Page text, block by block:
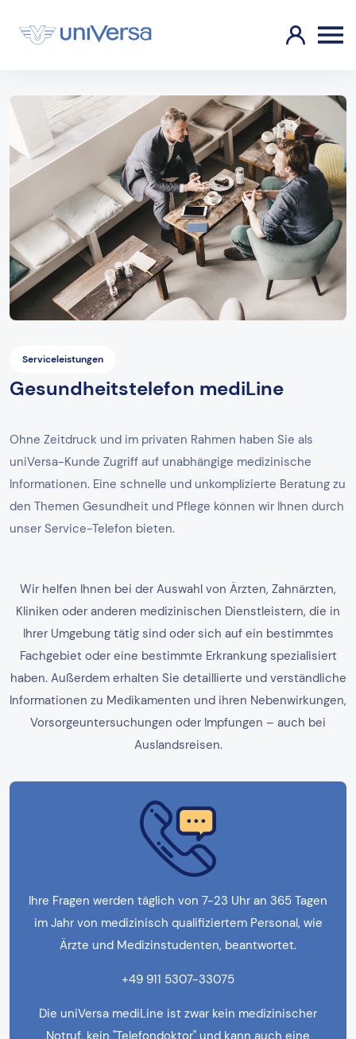
Serviceleistungen
Gesundheitstelefon mediLine
Ohne Zeitdruck und im privaten Rahmen haben Sie als
uniVersa-Kunde Zugriff auf unabhängige medizinische
Informationen. Eine schnelle und unkomplizierte Beratung zu
den Themen Gesundheit und Pflege können wir Ihnen durch
unser Service-Telefon bieten.
Wir helfen Ihnen bei der Auswahl von Ärzten, Zahnärzten,
Kliniken oder anderen medizinischen Dienstleistern, die in
Ihrer Umgebung tätig sind oder sich auf ein bestimmtes
Fachgebiet oder eine bestimmte Erkrankung spezialisiert
haben. Außerdem erhalten Sie detaillierte und verständliche
Informationen zu Medikamenten und ihren Nebenwirkungen,
Vorsorgeuntersuchungen oder Impfungen – auch bei
Auslandsreisen.
Ihre Fragen werden täglich von 7-23 Uhr an 365 Tagen
im Jahr von medizinisch qualifiziertem Personal, wie
Ärzte und Medizinstudenten, beantwortet.
+49 911 5307-33075
Die uniVersa mediLine ist zwar kein medizinischer
Notruf, kein "Telefondoktor" und kann auch eine